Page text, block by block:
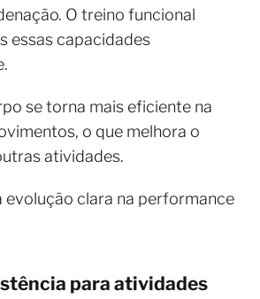
O treino funcional
essas capacidades
se torna mais eficiente na
o que melhora o
atividades.
evolução clara na performance
para atividades